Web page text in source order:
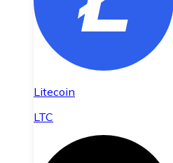
Litecoin
LTC